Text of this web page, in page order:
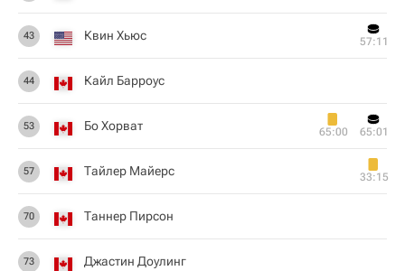
43 Квин Хьюс 57:11
44 Кайл Барроус
53 Бо Хорват 65:00 65:01
57 Тайлер Майерс 33:15
70 Таннер Пирсон
73 Джастин Доулинг